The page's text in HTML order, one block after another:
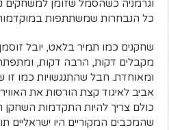
וגרמניה כשהסמל שזומן למשחקים
כל הנבחרות שמשתתפות
שחקנים כמו תמיר בלאט, יובל זוסמן
מקבלים דקות, הרבה דקות,
ומאוחדת. חבל שהתנגשויות כמו זו
אביב לאיגוד קצת הורסות את
כולם צריך להיות התקדמות השחקן
שהמכבים המקוריים היו ישראליים